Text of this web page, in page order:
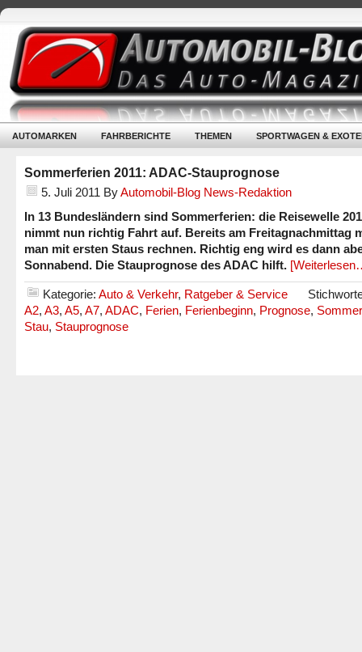
AUTOMARKEN FAHRBERICHTE THEMEN SPORTWAGEN &
Sommerferien 2011: ADAC-Stauprognose
5. Juli 2011 ByAutomobil-Blog News-Redaktion
In 13 Bundesländern sind Sommerferien: die Reisewelle
nimmt nun richtig Fahrt auf. Bereits am Freitagnachmittag
man mit ersten Staus rechnen. Richtig eng wird es dann
Sonnabend. Die Stauprognose des ADAC hilft.
Kategorie: Auto & Verkehr, Ratgeber & Service
A2, A3, A5, A7, ADAC, Ferien, Ferienbeginn, Prognose,
Stau, Stauprognose